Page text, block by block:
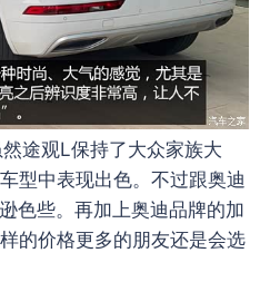
途观L保持了大众家族大
型中表现出色。不过跟奥迪
色些。再加上奥迪品牌的加
的价格更多的朋友还是会选